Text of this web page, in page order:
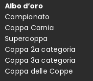
Albo d’oro
Campionato
Coppa Carnia
Supercoppa
Coppa 2a categoria
Coppa 3a categoria
Coppa delle Coppe